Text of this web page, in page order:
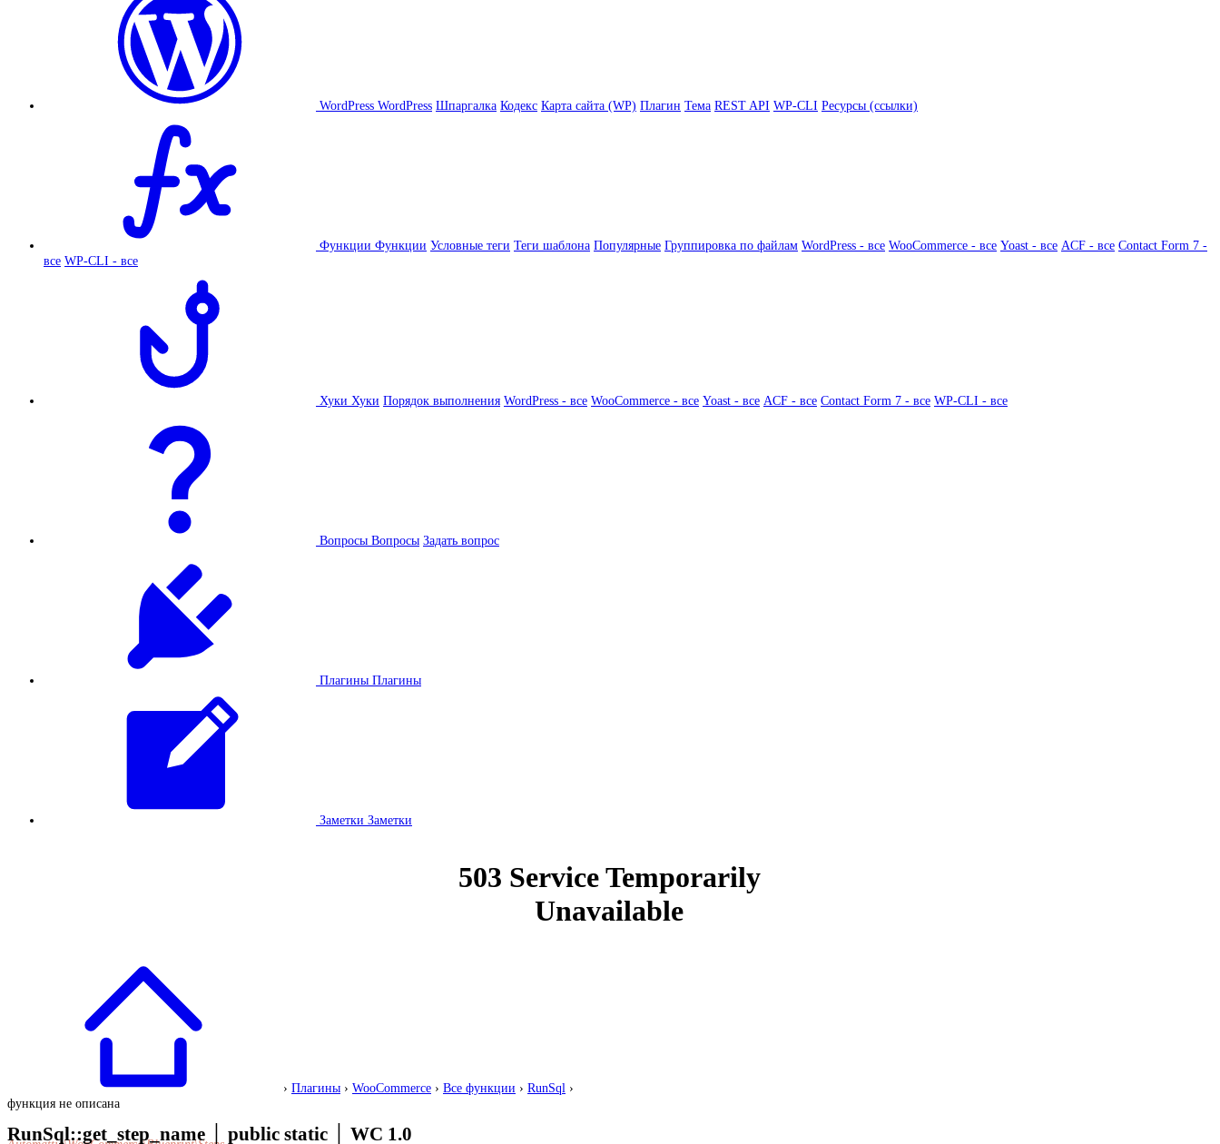
WordPress WordPress Шпаргалка Кодекс Карта сайта (WP) Плагин Тема REST API WP-CLI Ресурсы (ссылки)
Функции Функции Условные теги Теги шаблона Популярные Группировка по файлам WordPress - все WooCommerce - все Yoast - все ACF - все Contact Form 7 -
все WP-CLI - все
Хуки Хуки Порядок выполнения WordPress - все WooCommerce - все Yoast - все ACF - все Contact Form 7 - все WP-CLI - все
Вопросы Вопросы Задать вопрос
Плагины Плагины
Заметки Заметки
› Плагины › WooCommerce › Все функции › RunSql ›
функция не описана
RunSql::get_step_name public static WC 1.0